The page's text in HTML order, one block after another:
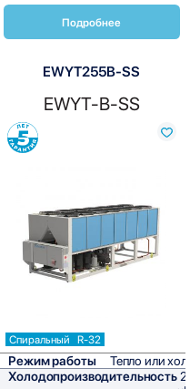
Подробнее
EWYT255B-SS
EWYT-B-SS
Сравнить
Спиральный R-32
Режим работы
Тепло или
Холодопроизводительность